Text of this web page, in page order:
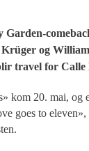
Garden-
Krüger og
travel for Calle
kom 20. mai, og
goes to eleven»,